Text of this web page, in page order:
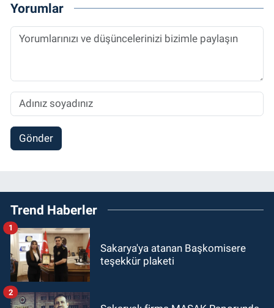
Yorumlar
Gönder
Trend Haberler
Sakarya'ya atanan Başkomisere
teşekkür plaketi
1
2